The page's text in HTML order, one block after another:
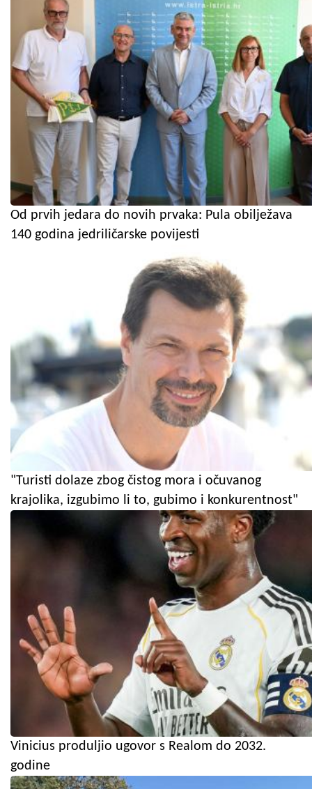
Od prvih jedara do novih prvaka: Pula obilježava
140 godina jedriličarske povijesti
"Turisti dolaze zbog čistog mora i očuvanog
krajolika, izgubimo li to, gubimo i konkurentnost"
Vinicius produljio ugovor s Realom do 2032.
godine